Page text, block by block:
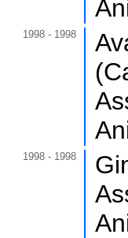
1998 - 1998
1998 - 1998